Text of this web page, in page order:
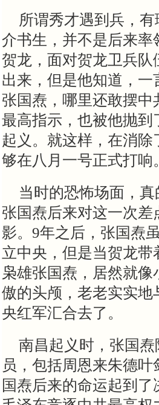
所谓秀才遇到兵，
介书生，并不是后来
贺龙，面对贺龙卫兵
出来，但是他知道，
张国焘，哪里还敢摆
最高指示，也被他抛
起义。就这样，在消
够在八月一号正式打响
当时的恐怖场面，
张国焘后来对这一次
影。9年之后，张国焘
立中央，但是当贺龙
枭雄张国焘，居然就
傲的头颅，老老实实
央红军汇合去了。
南昌起义时，张国
员，包括周恩来朱德
国焘后来的命运起到